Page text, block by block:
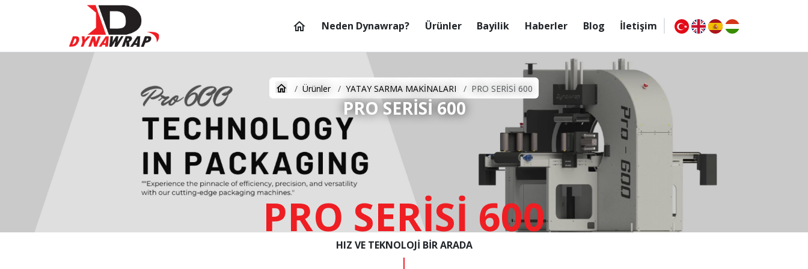
Neden Dynawrap? Ürünler Bayilik Haberler Blog İletişim
Ürünler YATAY SARMA MAKİNALARI PRO SERİSİ 600
PRO SERİSİ 600
PRO SERİSİ 600
HIZ VE TEKNOLOJİ BİR ARADA